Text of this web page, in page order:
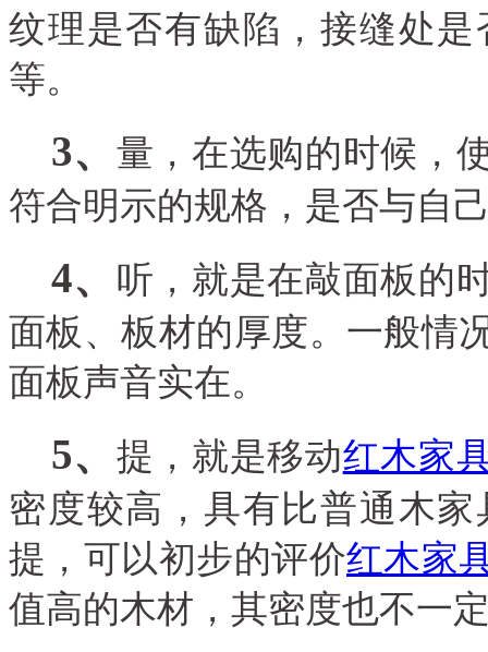
纹理是否有缺陷，接缝处
等。
3、 量，在选购的时候，
符合明示的规格，是否与自
4、
听，就是在敲面板的
面板、板材的厚度。一般情
面板声音实在。
5、 提，就是移动红木家
密度较高，具有比普通木
提，可以初步的评价红木家
值高的木材，其密度也不一